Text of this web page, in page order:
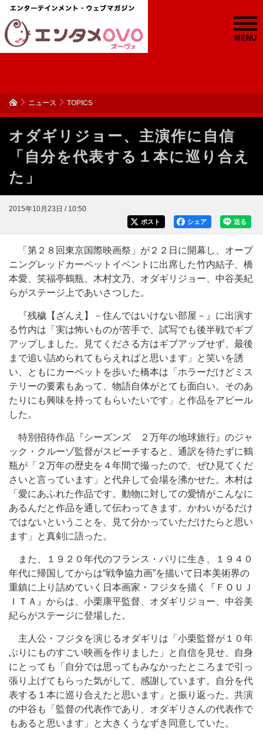
MENU
ニュース TOPICS
オダギリジョー、主演作に自信
「自分を代表する１本に巡り合え
た」
2015年10月23日 / 10:50
送る
シェア
ポスト
「第２８回東京国際映画祭」が２２日に開幕し、オープ
ニングレッドカーペットイベントに出席した竹内結子、橋
本愛、笑福亭鶴瓶、木村文乃、オダギリジョー、中谷美紀
らがステージ上であいさつした。
『残穢【ざんえ】－住んではいけない部屋－』に出演す
る竹内は「実は怖いものが苦手で、試写でも後半戦でギブ
アップしました。見てくださる方はギブアップせず、最後
まで追い詰められてもらえればと思います」と笑いを誘
い、ともにカーペットを歩いた橋本は「ホラーだけどミス
テリーの要素もあって、物語自体がとても面白い。そのあ
たりにも興味を持ってもらいたいです」と作品をアピール
した。
特別招待作品『シーズンズ ２万年の地球旅行』のジャ
ック・クルーゾ監督がスピーチすると、通訳を待たずに鶴
瓶が「２万年の歴史を４年間で撮ったので、ぜひ見てくだ
さいと言っています」と代弁して会場を沸かせた。木村は
「愛にあふれた作品です。動物に対しての愛情がこんなに
あるんだと作品を通して伝わってきます。かわいがるだけ
ではないということを、見て分かっていただけたらと思い
ます」と真剣に語った。
また、１９２０年代のフランス・パリに生き、１９４０
年代に帰国してからは“戦争協力画”を描いて日本美術界の
重鎮に上り詰めていく日本画家・フジタを描く『ＦＯＵＪ
ＩＴＡ』からは、小栗康平監督、オダギリジョー、中谷美
紀らがステージに登場した。
主人公・フジタを演じるオダギリは「小栗監督が１０年
ぶりにものすごい映画を作りました」と自信を見せ、自身
にとっても「自分では思ってもみなかったところまで引っ
張り上げてもらった気がして、感謝しています。自分を代
表する１本に巡り合えたと思います」と振り返った。共演
の中谷も「監督の代表作であり、オダギリさんの代表作で
もあると思います」と大きくうなずき同意していた。